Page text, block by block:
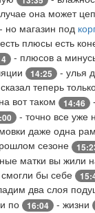
она может
- но магазин под
плюсы есть
- плюсов а
14:25 - улья
теперь
вот таком 14:46
- точно все уже
даже одна
сезоне
матки вы жили
бы себе
два слоя
по 16:04 - жизни